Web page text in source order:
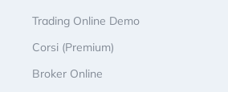
Trading Online Demo
Corsi (Premium)
Broker Online